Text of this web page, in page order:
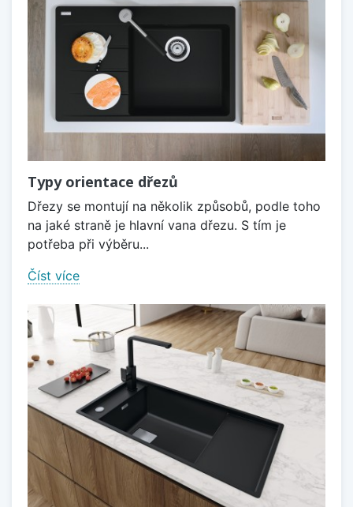
Typy orientace dřezů
Dřezy se montují na několik způsobů, podle toho
na jaké straně je hlavní vana dřezu. S tím je
potřeba při výběru...
Číst více